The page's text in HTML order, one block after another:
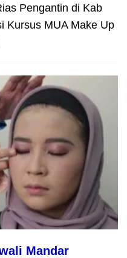
Pengantin di Kab
Kursus MUA Make Up
Mandar